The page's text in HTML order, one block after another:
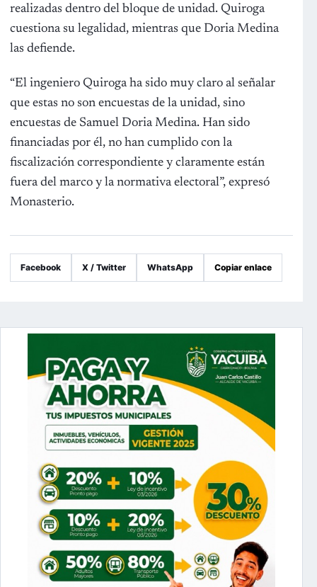
realizadas dentro del bloque de unidad. Quiroga
cuestiona su legalidad, mientras que Doria Medina
las defiende.
“El ingeniero Quiroga ha sido muy claro al señalar
que estas no son encuestas de la unidad, sino
encuestas de Samuel Doria Medina. Han sido
financiadas por él, no han cumplido con la
fiscalización correspondiente y claramente están
fuera del marco y la normativa electoral”, expresó
Monasterio.
Facebook X / Twitter WhatsApp Copiar enlace